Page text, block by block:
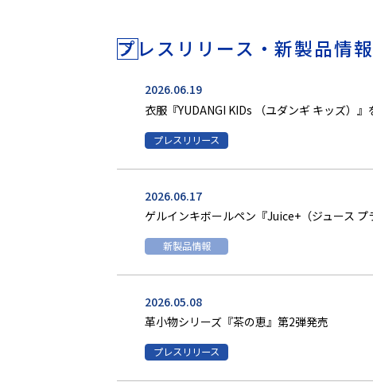
プレスリリース・新製品情報
2026.06.19
衣服『YUDANGI KIDs （ユダンギ キッズ）』
2026.06.17
ゲルインキボールペン『Juice+（ジュース
2026.05.08
革小物シリーズ『茶の恵』第2弾発売